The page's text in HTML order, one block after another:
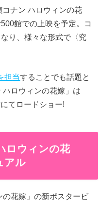
ナン ハロウィンの花
館での上映を予定。コ
り、様々な形式で〈究
担当することでも話題と
ロウィンの花嫁」は
てロードショー!
ロウィンの花
アル
花嫁」の新ポスタービ